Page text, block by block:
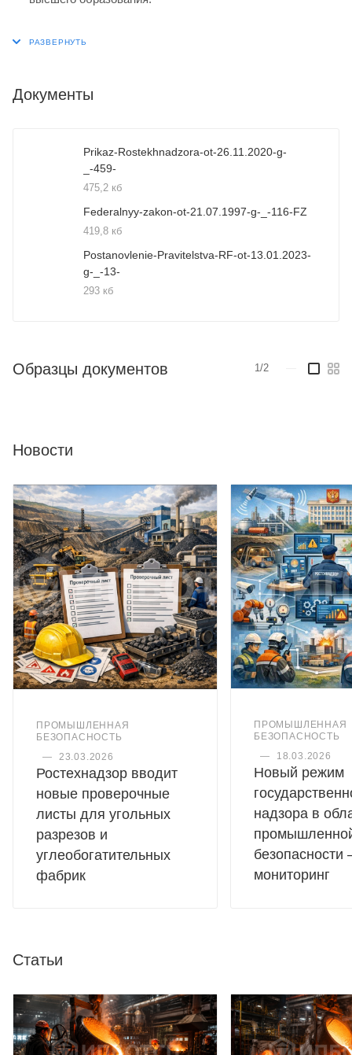
Документы
Prikaz-Rostekhnadzora-ot-26.11.2020-g-
_-459-
475,2 кб
Federalnyy-zakon-ot-21.07.1997-g-_-116-FZ
419,8 кб
Postanovlenie-Pravitelstva-RF-ot-13.01.2023-
g-_-13-
293 кб
Образцы документов 1/2
Новости
ПРОМЫШЛЕННАЯ
БЕЗОПАСНОСТЬ
—
23.03.2026
Ростехнадзор вводит
новые проверочные
листы для угольных
разрезов и
углеобогатительных
фабрик
ПРОМЫШЛЕННАЯ
БЕЗОПАСНОСТЬ
—
18.03.2026
Новый режим
надзора в
безопасности
мониторинг
Статьи